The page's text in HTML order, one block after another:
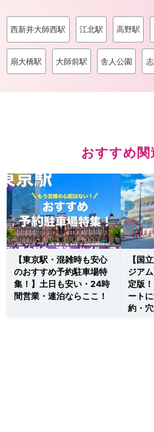
西新井大師西駅 江北駅 高野駅
扇大橋駅 大師前駅 舎人公園
おすすめ関
【東京駅・混雑時も安心
のおすすめ予約駐車場特
集！】土日も安い・24時
間営業・連泊ならここ！
【国
ジア
定版
ート
約・